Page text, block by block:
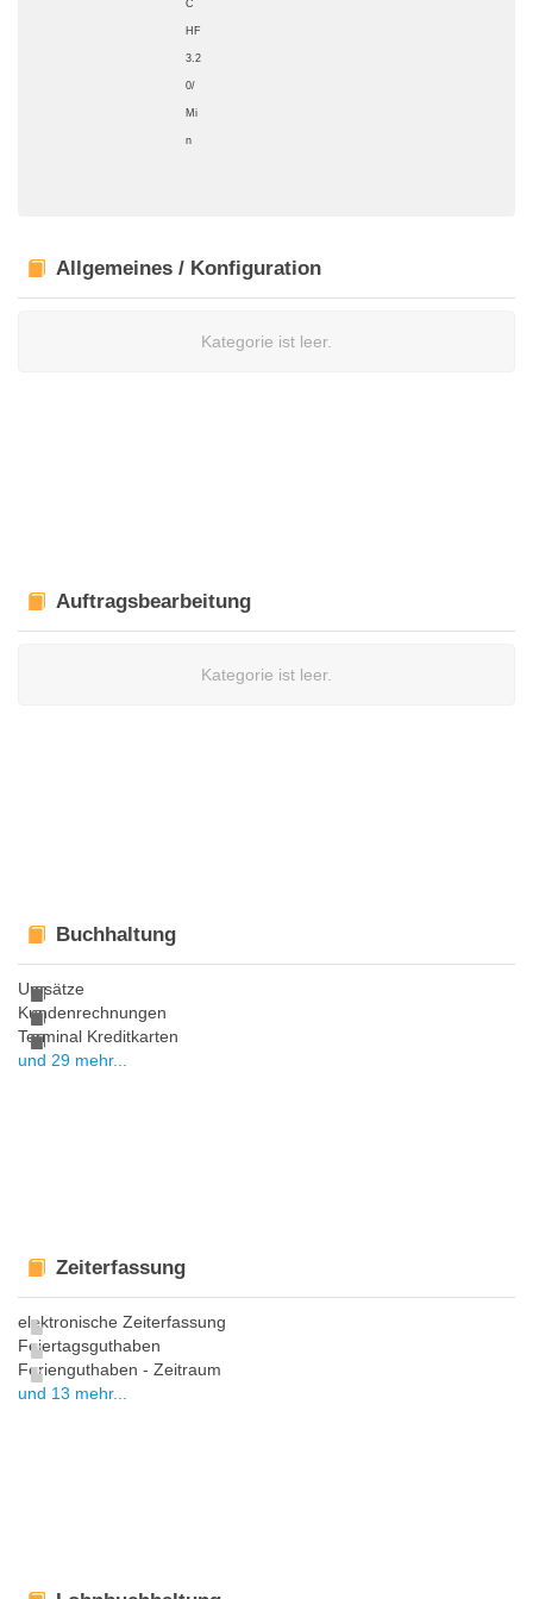
C
HF
3.2
0/
Mi
n
Allgemeines / Konfiguration
Kategorie ist leer.
Auftragsbearbeitung
Kategorie ist leer.
Buchhaltung
Umsätze
Kundenrechnungen
Terminal Kreditkarten
und 29 mehr...
Zeiterfassung
elektronische Zeiterfassung
Feiertagsguthaben
Ferienguthaben - Zeitraum
und 13 mehr...